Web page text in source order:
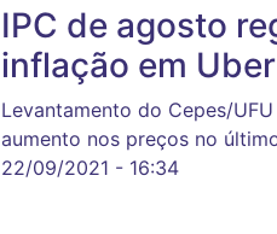
IPC de agosto
inflação em
Levantamento do Cepes/
aumento nos preços no
22/09/2021 - 16:34